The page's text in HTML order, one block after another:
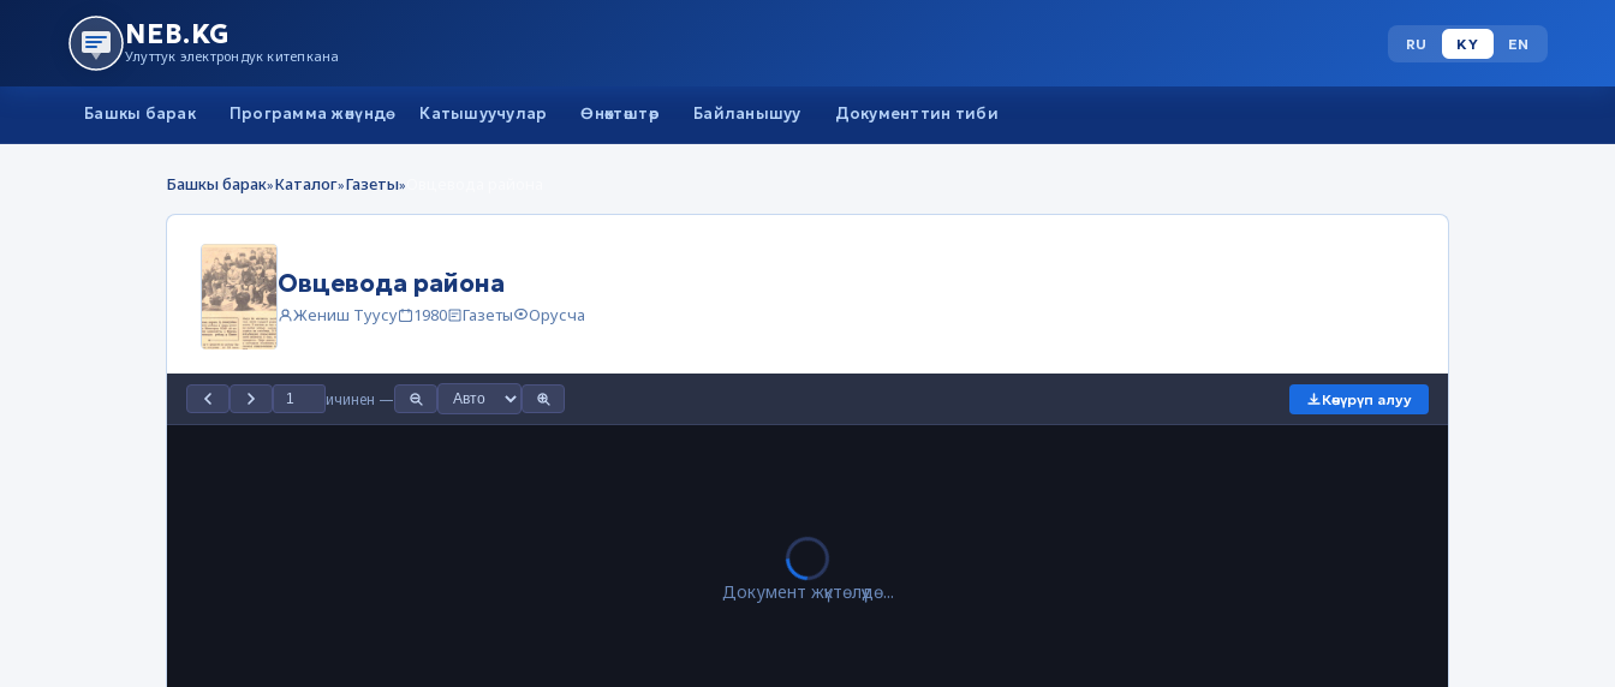
NEB.KG
Улуттук электрондук китепкана
RU KY EN
Башкы барак Программа жөнүндө Катышуучулар Өнөктөштөр Байланышуу Документтин тиби
Башкы барак»Каталог»Газеты»
Овцевода района
Жениш Туусу 1980 Газеты Орусча
ичинен — Көчүрүп алуу
Документ жүктөлүүдө...